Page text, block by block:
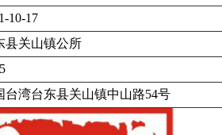
10-17
县关山镇公所
台湾台东县关山镇中山路54号